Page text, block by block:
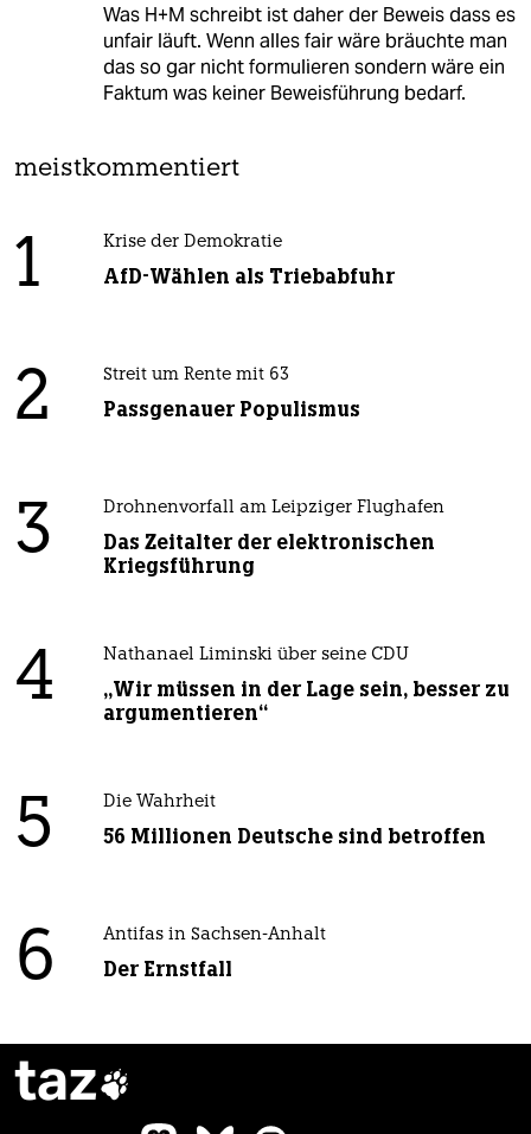
Was H+M schreibt ist daher der Beweis dass es
unfair läuft. Wenn alles fair wäre bräuchte man
das so gar nicht formulieren sondern wäre ein
Faktum was keiner Beweisführung bedarf.
meistkommentiert
1 Krise der Demokratie
AfD-Wählen als Triebabfuhr
2 Streit um Rente mit 63
Passgenauer Populismus
3 Drohnenvorfall am Leipziger Flughafen
Das Zeitalter der elektronischen
Kriegsführung
4 Nathanael Liminski über seine CDU
„Wir müssen in der Lage sein, besser zu
argumentieren“
5 Die Wahrheit
56 Millionen Deutsche sind betroffen
6 Antifas in Sachsen-Anhalt
Der Ernstfall
taz